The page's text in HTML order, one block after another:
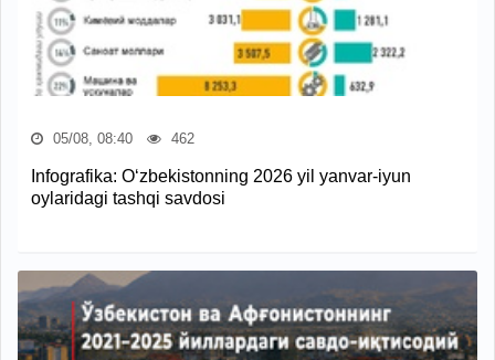
05/08, 08:40 462
Infografika: O‘zbekistonning 2026 yil yanvar-iyun
oylaridagi tashqi savdosi